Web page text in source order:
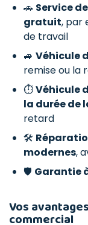
🚗 Service
gratuit, par
de travail
🚙 Véhicule
remise ou la
⏱Véhicule
la durée de
retard
🛠️
modernes,
🛡️ Garantie
Vos
commercial